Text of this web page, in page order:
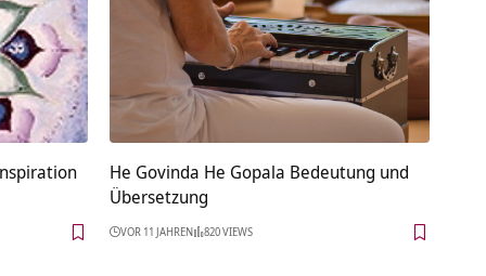
He Govinda He Gopala Bedeutung und
Übersetzung
VOR 11 JAHREN 820 VIEWS